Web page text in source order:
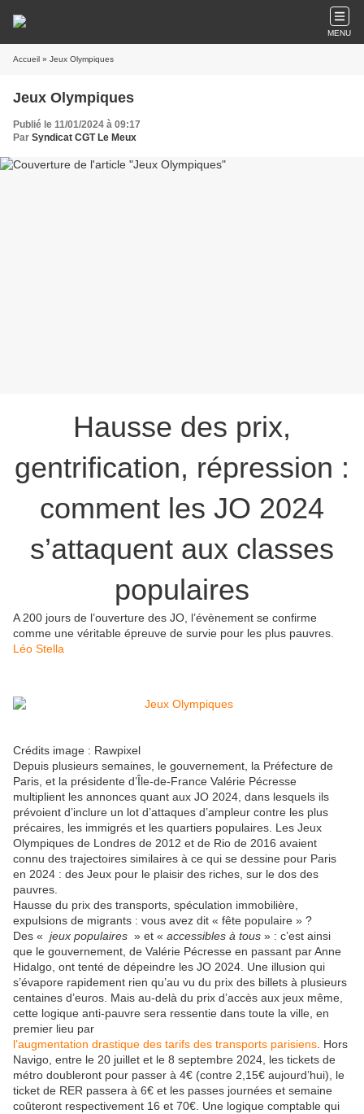
MENU
Accueil » Jeux Olympiques
Jeux Olympiques
Publié le 11/01/2024 à 09:17
Par Syndicat CGT Le Meux
Hausse des prix,
gentrification, répression :
comment les JO 2024
s’attaquent aux classes
populaires
A 200 jours de l’ouverture des JO, l’évènement se confirme
comme une véritable épreuve de survie pour les plus pauvres.
Léo Stella
Crédits image : Rawpixel
Depuis plusieurs semaines, le gouvernement, la Préfecture de
Paris, et la présidente d’Île-de-France Valérie Pécresse
multiplient les annonces quant aux JO 2024, dans lesquels ils
prévoient d’inclure un lot d’attaques d’ampleur contre les plus
précaires, les immigrés et les quartiers populaires. Les Jeux
Olympiques de Londres de 2012 et de Rio de 2016 avaient
connu des trajectoires similaires à ce qui se dessine pour Paris
en 2024 : des Jeux pour le plaisir des riches, sur le dos des
pauvres.
Hausse du prix des transports, spéculation immobilière,
expulsions de migrants : vous avez dit « fête populaire » ?
Des « jeux populaires » et « accessibles à tous » : c’est ainsi
que le gouvernement, de Valérie Pécresse en passant par Anne
Hidalgo, ont tenté de dépeindre les JO 2024. Une illusion qui
s’évapore rapidement rien qu’au vu du prix des billets à plusieurs
centaines d’euros. Mais au-delà du prix d’accès aux jeux même,
cette logique anti-pauvre sera ressentie dans toute la ville, en
premier lieu par
l’augmentation drastique des tarifs des transports parisiens . Hors
Navigo, entre le 20 juillet et le 8 septembre 2024, les tickets de
métro doubleront pour passer à 4€ (contre 2,15€ aujourd’hui), le
ticket de RER passera à 6€ et les passes journées et semaine
coûteront respectivement 16 et 70€. Une logique comptable qui